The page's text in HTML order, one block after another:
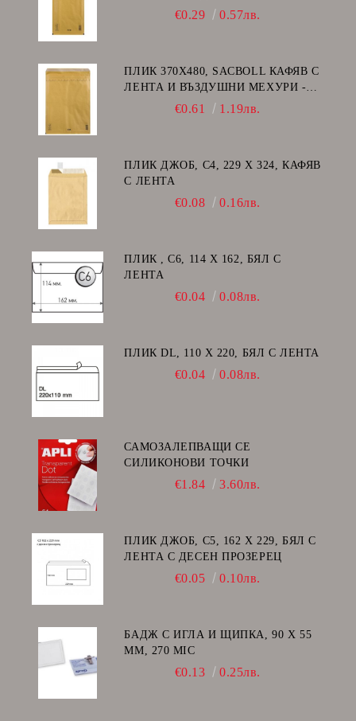
€0.29 0.57лв.
ПЛИК 370Х480, SACBOLL КАФЯВ С
ЛЕНТА И ВЪЗДУШНИ МЕХУРИ -
€0.61 1.19лв.
ПЛИК ДЖОБ, C4, 229 Х 324, КАФЯВ
С ЛЕНТА
€0.08 0.16лв.
ПЛИК , C6, 114 Х 162, БЯЛ С
ЛЕНТА
€0.04 0.08лв.
ПЛИК DL, 110 Х 220, БЯЛ С ЛЕНТА
€0.04 0.08лв.
САМОЗАЛЕПВАЩИ СЕ
СИЛИКОНОВИ ТОЧКИ
€1.84 3.60лв.
ПЛИК ДЖОБ, C5, 162 Х 229, БЯЛ С
ЛЕНТА С ДЕСЕН ПРОЗЕРЕЦ
€0.05 0.10лв.
БАДЖ С ИГЛА И ЩИПКА, 90 Х 55
ММ, 270 MIC
€0.13 0.25лв.